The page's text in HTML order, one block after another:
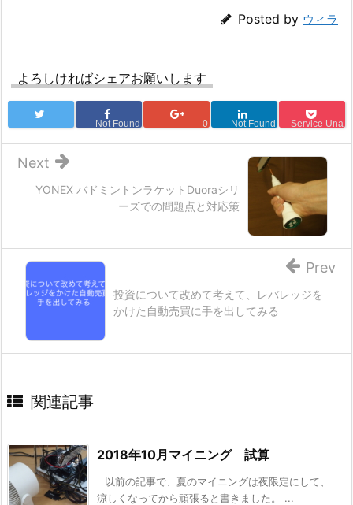
Posted by ウィラ
よろしければシェアお願いします
Not Found 0 Not Found Service Una
YONEX バドミントンラケットDuoraシリ
ーズでの問題点と対応策
Next
投資について改めて考えて、レバレッジを
かけた自動売買に手を出してみる
Prev
関連記事
2018年10月マイニング 試算
以前の記事で、夏のマイニングは夜限定にして、
涼しくなってから頑張ると書きました。 ...